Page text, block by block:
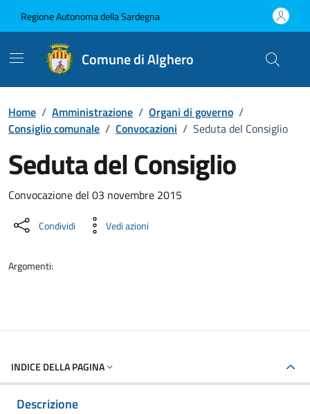
Regione Autonoma della Sardegna
Comune di Alghero
Home / Amministrazione / Organi di governo /
Consiglio comunale / Convocazioni / Seduta del Consiglio
Seduta del Consiglio
???portal.DettaglioConvocazione???
Convocazione del 03 novembre 2015
Condividi Vedi azioni
Argomenti:
INDICE DELLA PAGINA
Descrizione